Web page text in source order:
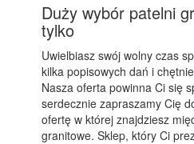
Duży wybór patelni
tylko
Uwielbiasz swój wolny czas
kilka popisowych dań i
Nasza oferta powinna Ci się
serdecznie zapraszamy Cię
ofertę w której znajdziesz
granitowe. Sklep, który Ci